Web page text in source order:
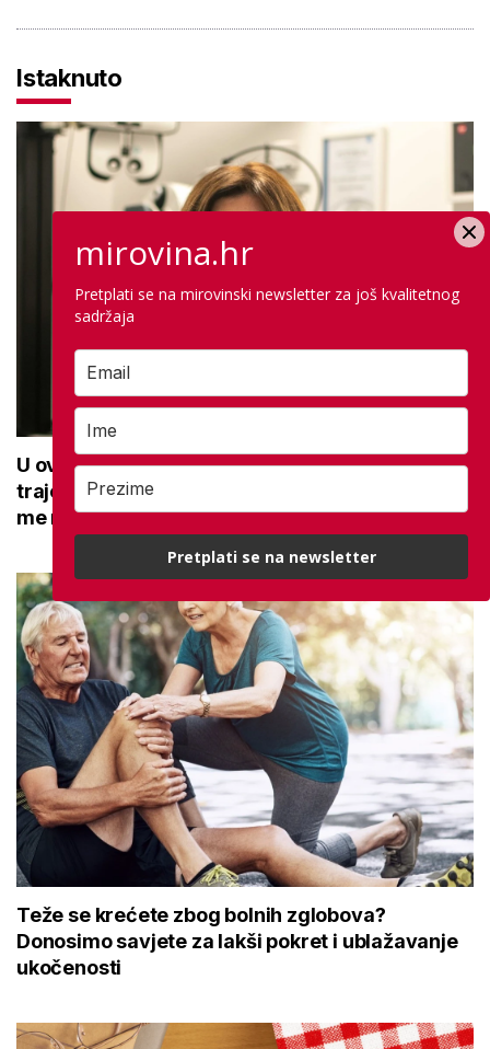
Istaknuto
U ovoj optici rade najdetaljniji pregled vida,
traje sat vremena: Bila sam na njemu, evo što
me naučio
Teže se krećete zbog bolnih zglobova?
Donosimo savjete za lakši pokret i ublažavanje
ukočenosti
mirovina.hr
Pretplati se na mirovinski newsletter za još kvalitetnog
sadržaja
Pretplati se na newsletter